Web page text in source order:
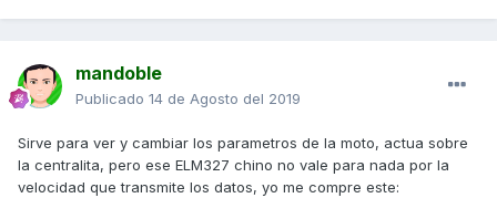
mandoble
Publicado 14 de Agosto del 2019
Sirve para ver y cambiar los parametros de la moto, actua sobre
la centralita, pero ese ELM327 chino no vale para nada por la
velocidad que transmite los datos, yo me compre este: